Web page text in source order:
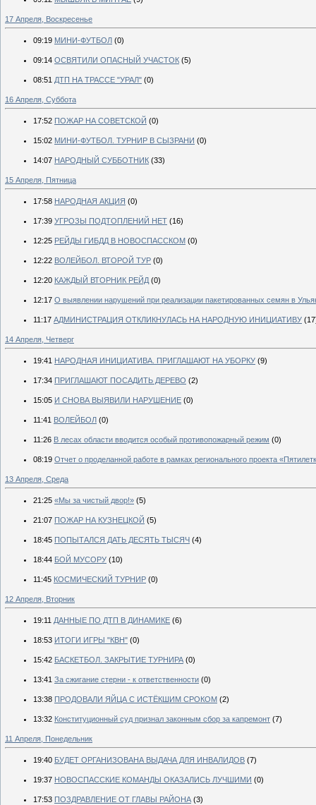
17 Апреля, Воскресенье
09:19 МИНИ-ФУТБОЛ (0)
09:14 ОСВЯТИЛИ ОПАСНЫЙ УЧАСТОК (5)
08:51 ДТП НА ТРАССЕ "УРАЛ" (0)
16 Апреля, Суббота
17:52 ПОЖАР НА СОВЕТСКОЙ (0)
15:02 МИНИ-ФУТБОЛ. ТУРНИР В СЫЗРАНИ (0)
14:07 НАРОДНЫЙ СУББОТНИК (33)
15 Апреля, Пятница
17:58 НАРОДНАЯ АКЦИЯ (0)
17:39 УГРОЗЫ ПОДТОПЛЕНИЙ НЕТ (16)
12:25 РЕЙДЫ ГИБДД В НОВОСПАССКОМ (0)
12:22 ВОЛЕЙБОЛ. ВТОРОЙ ТУР (0)
12:20 КАЖДЫЙ ВТОРНИК РЕЙД (0)
12:17 О выявлении нарушений при реализации пакетированных семян в
11:17 АДМИНИСТРАЦИЯ ОТКЛИКНУЛАСЬ НА НАРОДНУЮ ИНИЦИАТИВУ
14 Апреля, Четверг
19:41 НАРОДНАЯ ИНИЦИАТИВА. ПРИГЛАШАЮТ НА УБОРКУ (9)
17:34 ПРИГЛАШАЮТ ПОСАДИТЬ ДЕРЕВО (2)
15:05 И СНОВА ВЫЯВИЛИ НАРУШЕНИЕ (0)
11:41 ВОЛЕЙБОЛ (0)
11:26 В лесах области вводится особый противопожарный режим (0)
08:19 Отчет о проделанной работе в рамках регионального проекта
13 Апреля, Среда
21:25 «Мы за чистый двор!» (5)
21:07 ПОЖАР НА КУЗНЕЦКОЙ (5)
18:45 ПОПЫТАЛСЯ ДАТЬ ДЕСЯТЬ ТЫСЯЧ (4)
18:44 БОЙ МУСОРУ (10)
11:45 КОСМИЧЕСКИЙ ТУРНИР (0)
12 Апреля, Вторник
19:11 ДАННЫЕ ПО ДТП В ДИНАМИКЕ (6)
18:53 ИТОГИ ИГРЫ "КВН" (0)
15:42 БАСКЕТБОЛ. ЗАКРЫТИЕ ТУРНИРА (0)
13:41 За сжигание стерни - к ответственности (0)
13:38 ПРОДОВАЛИ ЯЙЦА С ИСТЁКШИМ СРОКОМ (2)
13:32 Конституционный суд признал законным сбор за капремонт (7)
11 Апреля, Понедельник
19:40 БУДЕТ ОРГАНИЗОВАНА ВЫДАЧА ДЛЯ ИНВАЛИДОВ (7)
19:37 НОВОСПАССКИЕ КОМАНДЫ ОКАЗАЛИСЬ ЛУЧШИМИ (0)
17:53 ПОЗДРАВЛЕНИЕ ОТ ГЛАВЫ РАЙОНА (3)